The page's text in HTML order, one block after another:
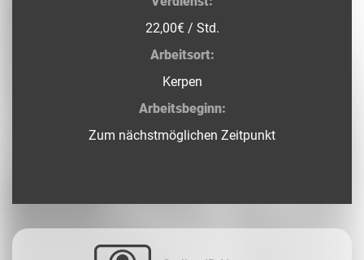
22,00€ / Std.
Arbeitsort:
Kerpen
Arbeitsbeginn:
Zum nächstmöglichen Zeitpunkt